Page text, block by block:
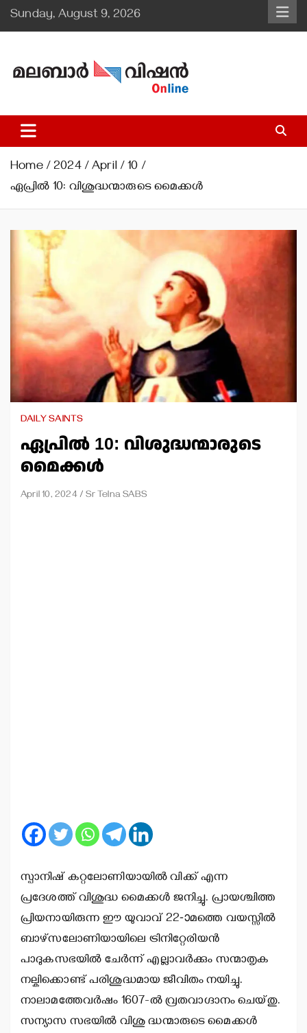
Skip
to
Sunday, August 9, 2026
Malabar Vision Online
Illuminating Diocesan News with Divine Clarity.
Home 2024 April
10
ഏപ്രില്‍ 10: വിശുദ്ധന്മാരുടെ മൈക്കള്‍
DAILY SAINTS
ഏപ്രില്‍ 10: വിശുദ്ധന്മാരുടെ
മൈക്കള്‍
April 10, 2024 Sr Telna SABS
സ്പാനിഷ് കറ്റലോണിയായില്‍ വിക്ക് എന്ന
പ്രദേശത്ത് വിശുദ്ധ മൈക്കള്‍ ജനിച്ചു. പ്രായശ്ചിത്ത
പ്രിയനായിരുന്ന ഈ യുവാവ് 22-ാമത്തെ വയസ്സില്‍
ബാഴ്‌സലോണിയായിലെ ട്രിനിറ്റേരിയന്‍
പാദുകസഭയില്‍ ചേര്‍ന്ന് എല്ലാവര്‍ക്കും സന്മാതൃക
നല്കിക്കൊണ്ട് പരിശുദ്ധമായ ജീവിതം നയിച്ചു.
നാലാമത്തേവര്‍ഷം 1607-ല്‍ വ്രതവാഗ്ദാനം ചെയ്തു.
സന്യാസ സഭയില്‍ വിശു ദ്ധന്മാരുടെ മൈക്കള്‍